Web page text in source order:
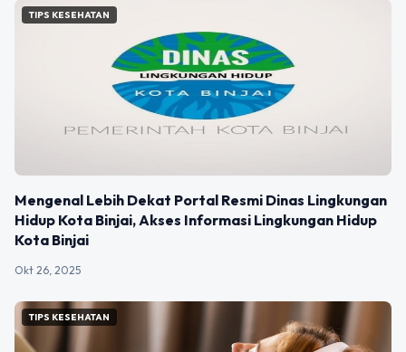
TIPS KESEHATAN
Mengenal Lebih Dekat Portal Resmi Dinas Lingkungan
Hidup Kota Binjai, Akses Informasi Lingkungan Hidup
Kota Binjai
Okt 26, 2025
TIPS KESEHATAN